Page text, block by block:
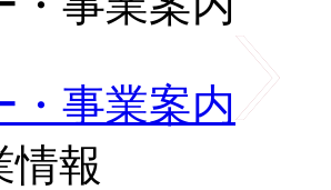
・事業案内
情報